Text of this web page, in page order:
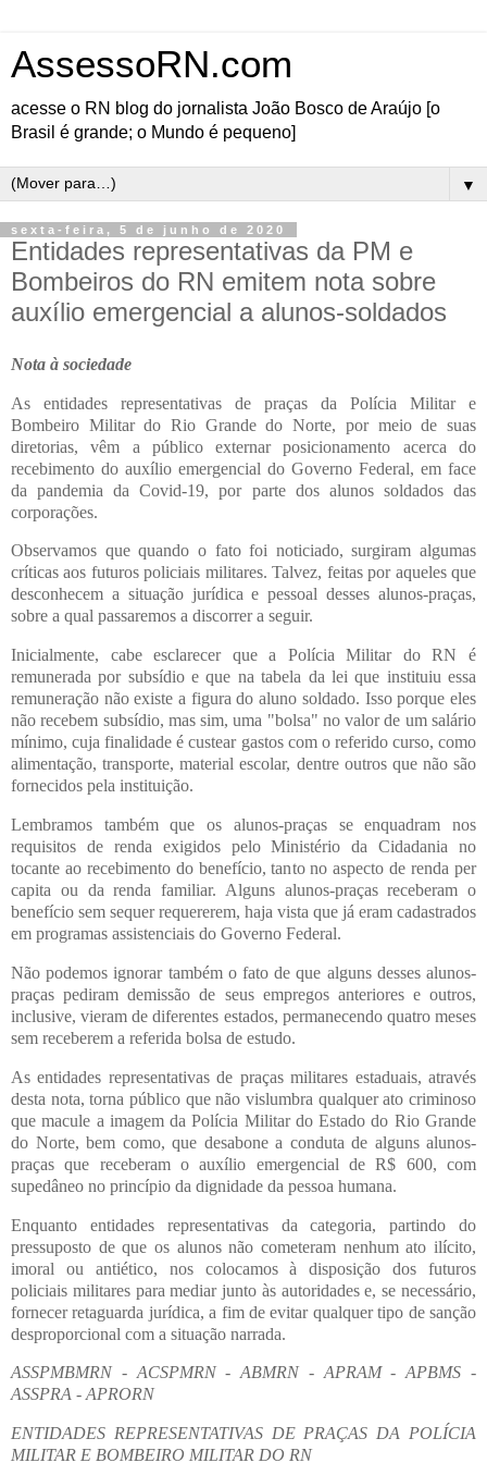
AssessoRN.com
acesse o RN blog do jornalista João Bosco de Araújo [o
Brasil é grande; o Mundo é pequeno]
▼
sexta-feira, 5 de junho de 2020
Entidades representativas da PM e
Bombeiros do RN emitem nota sobre
auxílio emergencial a alunos-soldados
Nota à sociedade
As entidades representativas de praças da Polícia Militar e
Bombeiro Militar do Rio Grande do Norte, por meio de suas
diretorias, vêm a público externar posicionamento acerca do
recebimento do auxílio emergencial do Governo Federal, em face
da pandemia da Covid-19, por parte dos alunos soldados das
corporações.
Observamos que quando o fato foi noticiado, surgiram algumas
críticas aos futuros policiais militares. Talvez, feitas por aqueles que
desconhecem a situação jurídica e pessoal desses alunos-praças,
sobre a qual passaremos a discorrer a seguir.
Inicialmente, cabe esclarecer que a Polícia Militar do RN é
remunerada por subsídio e que na tabela da lei que instituiu essa
remuneração não existe a figura do aluno soldado. Isso porque eles
não recebem subsídio, mas sim, uma "bolsa" no valor de um salário
mínimo, cuja finalidade é custear gastos com o referido curso, como
alimentação, transporte, material escolar, dentre outros que não são
fornecidos pela instituição.
Lembramos também que os alunos-praças se enquadram nos
requisitos de renda exigidos pelo Ministério da Cidadania no
tocante ao recebimento do benefício, tanto no aspecto de renda per
capita ou da renda familiar. Alguns alunos-praças receberam o
benefício sem sequer requererem, haja vista que já eram cadastrados
em programas assistenciais do Governo Federal.
Não podemos ignorar também o fato de que alguns desses alunos-
praças pediram demissão de seus empregos anteriores e outros,
inclusive, vieram de diferentes estados, permanecendo quatro meses
sem receberem a referida bolsa de estudo.
As entidades representativas de praças militares estaduais, através
desta nota, torna público que não vislumbra qualquer ato criminoso
que macule a imagem da Polícia Militar do Estado do Rio Grande
do Norte, bem como, que desabone a conduta de alguns alunos-
praças que receberam o auxílio emergencial de R$ 600, com
supedâneo no princípio da dignidade da pessoa humana.
Enquanto entidades representativas da categoria, partindo do
pressuposto de que os alunos não cometeram nenhum ato ilícito,
imoral ou antiético, nos colocamos à disposição dos futuros
policiais militares para mediar junto às autoridades e, se necessário,
fornecer retaguarda jurídica, a fim de evitar qualquer tipo de sanção
desproporcional com a situação narrada.
ASSPMBMRN - ACSPMRN - ABMRN - APRAM - APBMS -
ASSPRA - APRORN
ENTIDADES REPRESENTATIVAS DE PRAÇAS DA POLÍCIA
MILITAR E BOMBEIRO MILITAR DO RN